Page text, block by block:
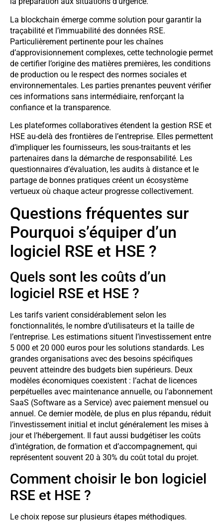
La blockchain émerge comme solution pour garantir la
traçabilité et l’immuabilité des données RSE.
Particulièrement pertinente pour les chaînes
d’approvisionnement complexes, cette technologie permet
de certifier l’origine des matières premières, les conditions
de production ou le respect des normes sociales et
environnementales. Les parties prenantes peuvent vérifier
ces informations sans intermédiaire, renforçant la
confiance et la transparence.
Les plateformes collaboratives étendent la gestion RSE et
HSE au-delà des frontières de l’entreprise. Elles permettent
d’impliquer les fournisseurs, les sous-traitants et les
partenaires dans la démarche de responsabilité. Les
questionnaires d’évaluation, les audits à distance et le
partage de bonnes pratiques créent un écosystème
vertueux où chaque acteur progresse collectivement.
Questions fréquentes sur
Pourquoi s’équiper d’un
logiciel RSE et HSE ?
Quels sont les coûts d’un
logiciel RSE et HSE ?
Les tarifs varient considérablement selon les
fonctionnalités, le nombre d’utilisateurs et la taille de
l’entreprise. Les estimations situent l’investissement entre
5 000 et 20 000 euros pour les solutions standards. Les
grandes organisations avec des besoins spécifiques
peuvent atteindre des budgets bien supérieurs. Deux
modèles économiques coexistent : l’achat de licences
perpétuelles avec maintenance annuelle, ou l’abonnement
SaaS (Software as a Service) avec paiement mensuel ou
annuel. Ce dernier modèle, de plus en plus répandu, réduit
l’investissement initial et inclut généralement les mises à
jour et l’hébergement. Il faut aussi budgétiser les coûts
d’intégration, de formation et d’accompagnement, qui
représentent souvent 20 à 30% du coût total du projet.
Comment choisir le bon logiciel
RSE et HSE ?
Le choix repose sur plusieurs étapes méthodiques.